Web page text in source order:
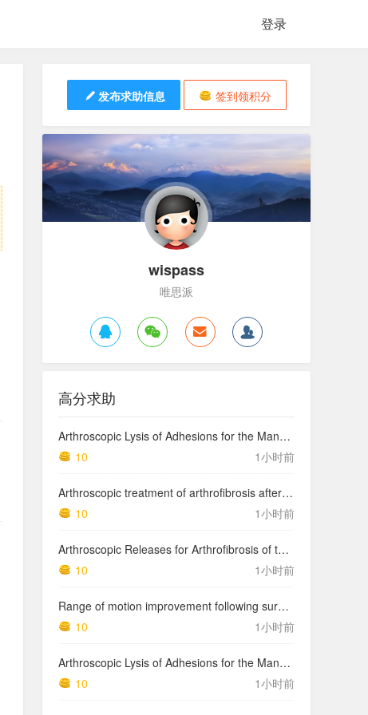
登录
发布求助信息 签到领积分
wispass
唯思派
高分求助
Arthroscopic Lysis of Adhesions for the Management of Arthrofibrosis Following Total Knee Arthroplasty
10
1小时前
Arthroscopic treatment of arthrofibrosis after ACL reconstruction. Local and generalized arthrofibrosis
10
1小时前
Arthroscopic Releases for Arthrofibrosis of the Knee
10
1小时前
Range of motion improvement following surgical management of knee arthrofibrosis in children and adolescents
10
1小时前
Arthroscopic Lysis of Adhesions for the Management of Arthrofibrosis Following Total Knee Arthroplasty
10
1小时前